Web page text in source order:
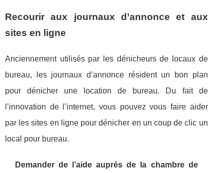
Recourir aux journaux d’annonce et aux
sites en ligne
Anciennement utilisés par les dénicheurs de locaux de
bureau, les journaux d’annonce résident un bon plan
pour dénicher une location de bureau. Du fait de
l’innovation de l’internet, vous pouvez vous faire aider
par les sites en ligne pour dénicher en un coup de clic un
local pour bureau.
Demander de l’aide auprès de la chambre de